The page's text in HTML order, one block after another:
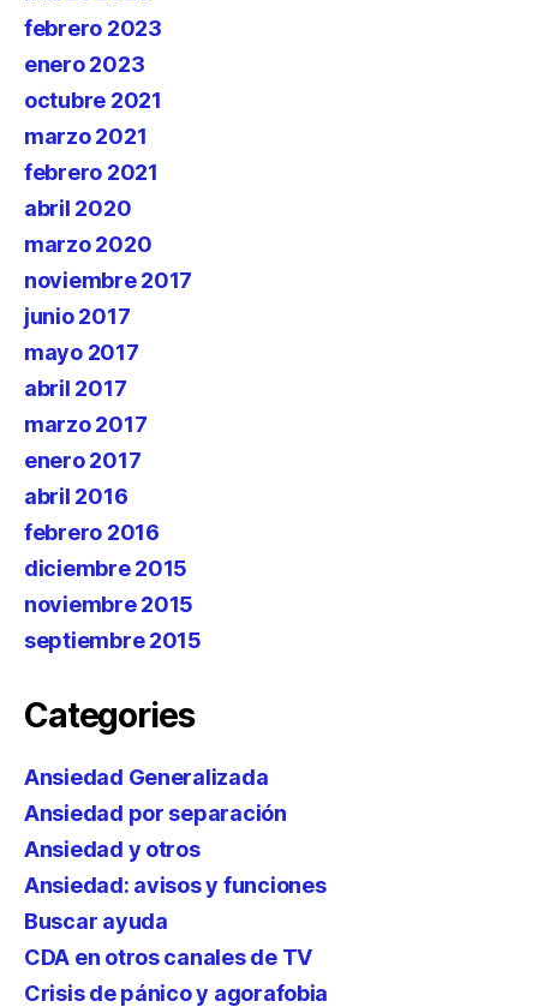
febrero 2023
enero 2023
octubre 2021
marzo 2021
febrero 2021
abril 2020
marzo 2020
noviembre 2017
junio 2017
mayo 2017
abril 2017
marzo 2017
enero 2017
abril 2016
febrero 2016
diciembre 2015
noviembre 2015
septiembre 2015
Categories
Ansiedad Generalizada
Ansiedad por separación
Ansiedad y otros
Ansiedad: avisos y funciones
Buscar ayuda
CDA en otros canales de TV
Crisis de pánico y agorafobia